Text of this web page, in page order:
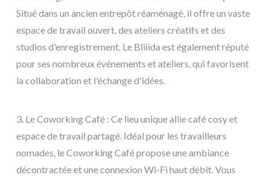
Situé dans un ancien entrepôt réaménagé, il offre un vaste
espace de travail ouvert, des ateliers créatifs et des
studios d'enregistrement. Le Bliiida est également réputé
pour ses nombreux événements et ateliers, qui favorisent
la collaboration et l'échange d'idées.
3. Le Coworking Café : Ce lieu unique allie café cosy et
espace de travail partagé. Idéal pour les travailleurs
nomades, le Coworking Café propose une ambiance
décontractée et une connexion Wi-Fi haut débit. Vous